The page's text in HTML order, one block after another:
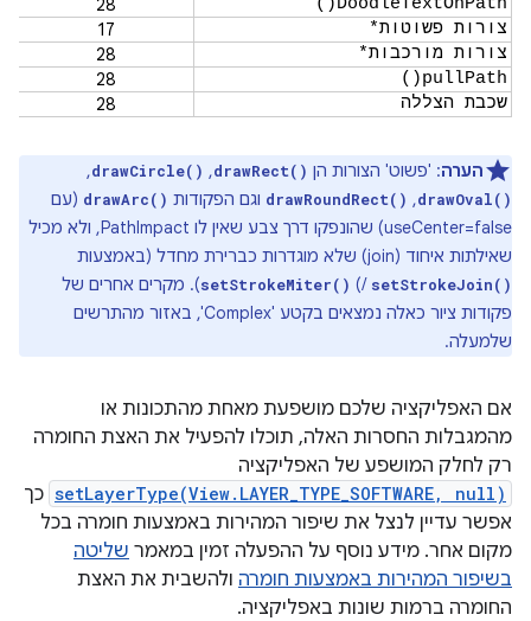
DoodleTextOnPath()
28
צורות פשוטות* 17
צורות מורכבות* 28
pullPath()
28
שכבת הצללה 28
הערה: 'פשוט' הצורות הן drawRect()
,
drawCircle()
,
drawOval()
,
drawRoundRect() וגם הפקודות drawArc() (עם
useCenter=false) שהונפקו דרך צבע שאין לו PathImpact, ולא מכיל
שאילתות איחוד (join) שלא מוגדרות כברירת מחדל (באמצעות
setStrokeJoin()
/)
setStrokeMiter()). מקרים אחרים של
פקודות ציור כאלה נמצאים בקטע 'Complex', באזור מהתרשים
שלמעלה.
אם האפליקציה שלכם מושפעת מאחת מהתכונות או
מהמגבלות החסרות האלה, תוכלו להפעיל את האצת החומרה
רק לחלק המושפע של האפליקציה
setLayerType(View.LAYER_TYPE_SOFTWARE, null) כך
אפשר עדיין לנצל את שיפור המהירות באמצעות חומרה בכל
מקום אחר. מידע נוסף על ההפעלה זמין במאמר שליטה
בשיפור המהירות באמצעות חומרה ולהשבית את האצת
החומרה ברמות שונות באפליקציה.